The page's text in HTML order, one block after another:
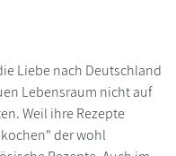
Liebe nach Deutschland
Lebensraum nicht auf
Weil ihre Rezepte
der wohl